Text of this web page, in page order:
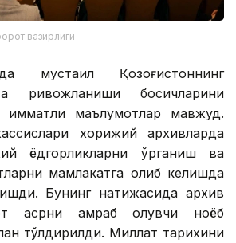
вазирлиги
мустақил Қозоғистоннинг
ривожланиши босқичларини
қимматли маълумотлар мавжуд.
хорижий архивларда
ёдгорликларни ўрганиш ва
мамлакатга олиб келишда
Бунинг натижасида архив
асрни қамраб олувчи ноёб
тўлдирилди. Миллат тарихини